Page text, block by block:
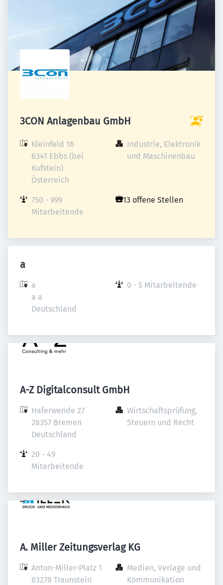
3CON Anlagenbau GmbH
Kleinfeld 16
6341 Ebbs (bei
Kufstein)
Österreich
Industrie, Elektronik
und Maschinenbau
750 - 999
Mitarbeitende
13 offene Stellen
a
a
a a
Deutschland
0 - 5 Mitarbeitende
A-Z Digitalconsult GmbH
Haferwende 27
28357 Bremen
Deutschland
Wirtschaftsprüfung,
Steuern und Recht
20 - 49
Mitarbeitende
A. Miller Zeitungsverlag KG
Anton-Miller-Platz 1
83278 Traunstein
Medien, Verlage und
Kommunikation